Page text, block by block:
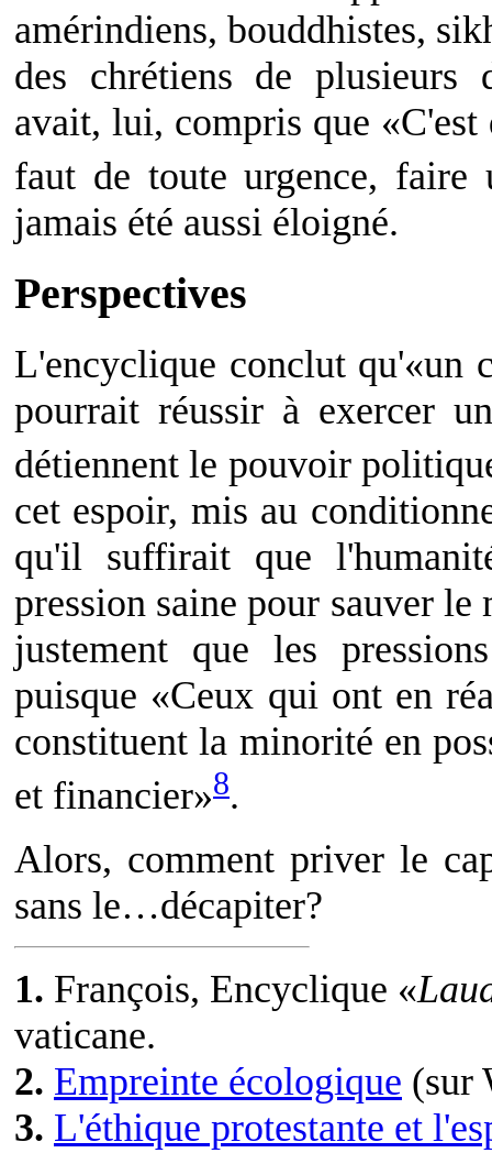
amérindiens, bouddhistes,
des chrétiens de plusieurs
avait, lui, compris que
faut de toute urgence, faire
jamais été aussi éloigné.
Perspectives
L'encyclique conclut qu'«un
pourrait réussir à exercer
détiennent le pouvoir
cet espoir, mis au
qu'il suffirait que
pression saine pour sauver
justement que les
puisque «Ceux qui ont en
constituent la minorité en
et financier»8.
Alors, comment priver le
sans le…décapiter?
1. François, Encyclique «
vaticane.
2. Empreinte écologique (sur
3. L'éthique protestante et